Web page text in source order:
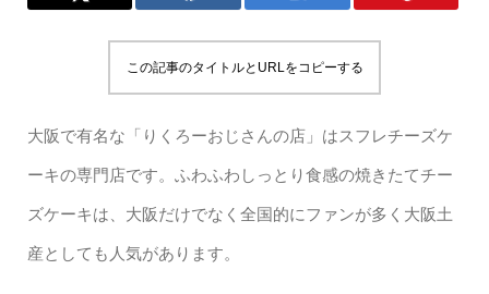
この記事のタイトルとURLをコピーする
大阪で有名な「りくろーおじさんの店」はスフレチーズケ
ーキの専門店です。ふわふわしっとり食感の焼きたてチー
ズケーキは、大阪だけでなく全国的にファンが多く大阪土
産としても人気があります。